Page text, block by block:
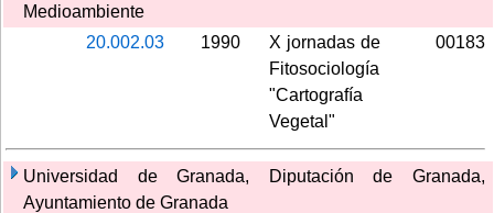
Medioambiente
20.002.03
1990
X jornadas de
Fitosociología
"Cartografía
Vegetal"
00183
Universidad de Granada, Diputación de Granada,
Ayuntamiento de Granada